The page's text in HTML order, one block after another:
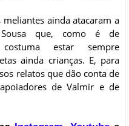
ainda atacaram a
que, como é de
estar sempre
ainda crianças. E, para
relatos que dão conta de
de Valmir e de